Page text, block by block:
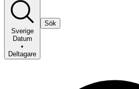
Sverige
Datum
•
Deltagare
Sök